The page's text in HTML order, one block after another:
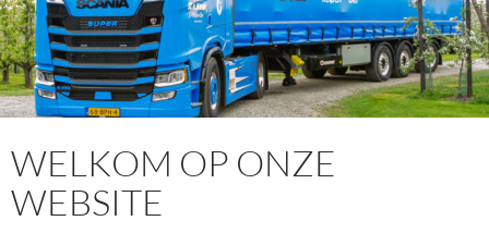
WELKOM OP ONZE
WEBSITE